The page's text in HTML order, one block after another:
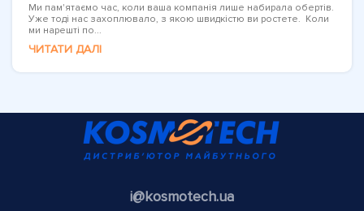
Ми пам'ятаємо час, коли ваша компанія лише набирала обертів.
Уже тоді нас захоплювало, з якою швидкістю ви ростете. Коли
ми нарешті по...
ЧИТАТИ ДАЛІ
i@kosmotech.ua